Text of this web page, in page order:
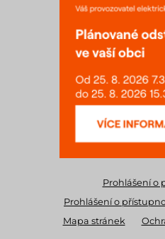
Prohlášení o
Prohlášení o
Mapa stránek